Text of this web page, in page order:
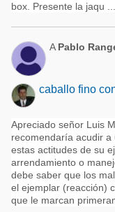
box. Presente la jaqu ...
A Pablo
caballo fino
Apreciado señor Luis
recomendaría acudir
estas actitudes de su
arrendamiento o
debe saber que los
el ejemplar (reacción)
que le marcan